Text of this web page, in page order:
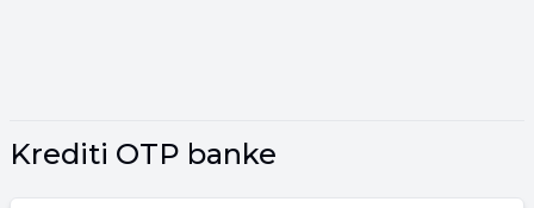
Krediti OTP banke